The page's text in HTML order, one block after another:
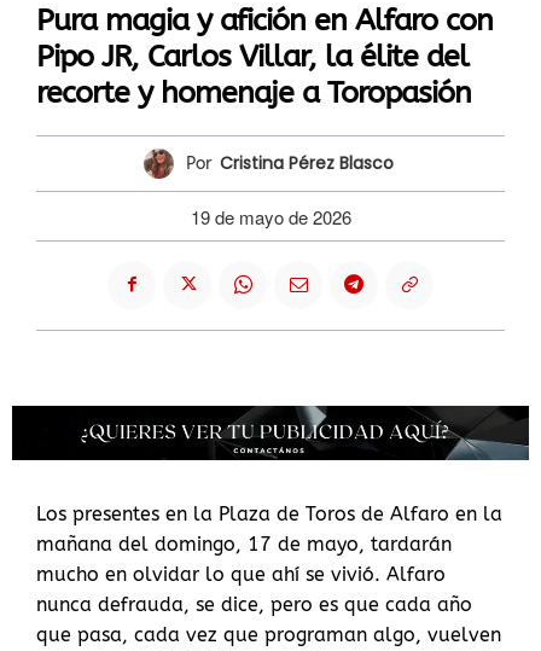
Pura magia y afición en Alfaro con
Pipo JR, Carlos Villar, la élite del
recorte y homenaje a Toropasión
Por Cristina Pérez Blasco
19 de mayo de 2026
Los presentes en la Plaza de Toros de Alfaro en la
mañana del domingo, 17 de mayo, tardarán
mucho en olvidar lo que ahí se vivió. Alfaro
nunca defrauda, se dice, pero es que cada año
que pasa, cada vez que programan algo, vuelven